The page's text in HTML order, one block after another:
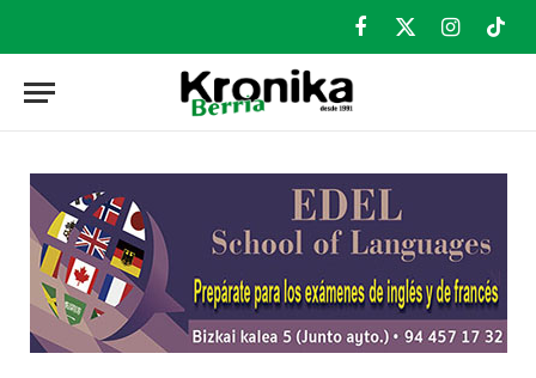
Facebook
X
Instagram